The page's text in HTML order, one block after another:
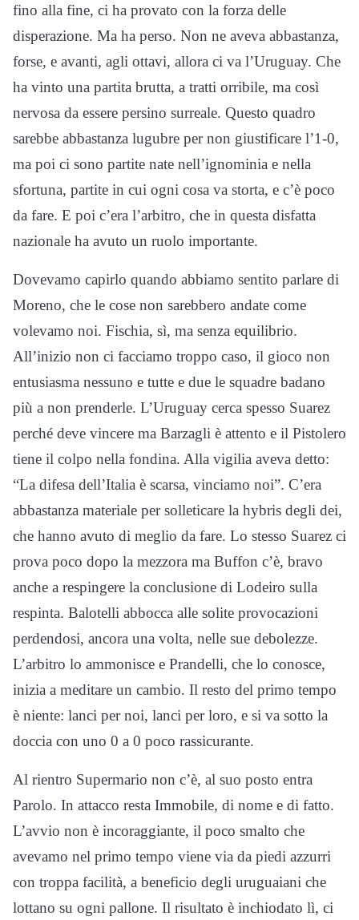
fino alla fine, ci ha provato con la forza delle
disperazione. Ma ha perso. Non ne aveva abbastanza,
forse, e avanti, agli ottavi, allora ci va l’Uruguay. Che
ha vinto una partita brutta, a tratti orribile, ma così
nervosa da essere persino surreale. Questo quadro
sarebbe abbastanza lugubre per non giustificare l’1-0,
ma poi ci sono partite nate nell’ignominia e nella
sfortuna, partite in cui ogni cosa va storta, e c’è poco
da fare. E poi c’era l’arbitro, che in questa disfatta
nazionale ha avuto un ruolo importante.
Dovevamo capirlo quando abbiamo sentito parlare di
Moreno, che le cose non sarebbero andate come
volevamo noi. Fischia, sì, ma senza equilibrio.
All’inizio non ci facciamo troppo caso, il gioco non
entusiasma nessuno e tutte e due le squadre badano
più a non prenderle. L’Uruguay cerca spesso Suarez
perché deve vincere ma Barzagli è attento e il Pistolero
tiene il colpo nella fondina. Alla vigilia aveva detto:
“La difesa dell’Italia è scarsa, vinciamo noi”. C’era
abbastanza materiale per solleticare la hybris degli dei,
che hanno avuto di meglio da fare. Lo stesso Suarez ci
prova poco dopo la mezzora ma Buffon c’è, bravo
anche a respingere la conclusione di Lodeiro sulla
respinta. Balotelli abbocca alle solite provocazioni
perdendosi, ancora una volta, nelle sue debolezze.
L’arbitro lo ammonisce e Prandelli, che lo conosce,
inizia a meditare un cambio. Il resto del primo tempo
è niente: lanci per noi, lanci per loro, e si va sotto la
doccia con uno 0 a 0 poco rassicurante.
Al rientro Supermario non c’è, al suo posto entra
Parolo. In attacco resta Immobile, di nome e di fatto.
L’avvio non è incoraggiante, il poco smalto che
avevamo nel primo tempo viene via da piedi azzurri
con troppa facilità, a beneficio degli uruguaiani che
lottano su ogni pallone. Il risultato è inchiodato lì, ci